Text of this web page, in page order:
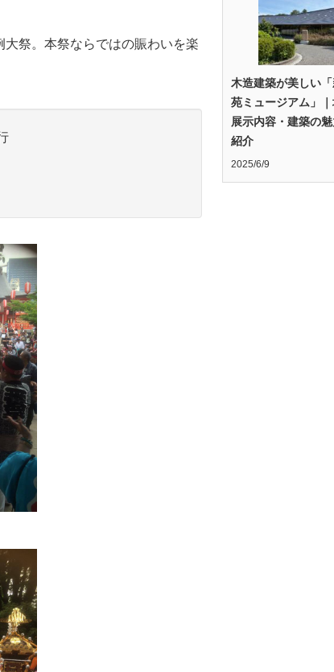
祭。本祭ならではの賑わいを楽
木造建築が美しい
苑ミュージアム」
展示内容・建築の
紹介
2025/6/9